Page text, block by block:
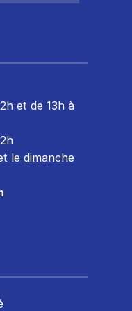
et de 13h à
le dimanche